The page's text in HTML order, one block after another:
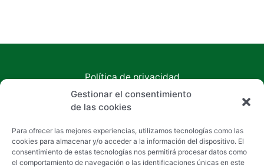
Gestionar el consentimiento
de las cookies
Para ofrecer las mejores experiencias, utilizamos tecnologías como las
cookies para almacenar y/o acceder a la información del dispositivo. El
consentimiento de estas tecnologías nos permitirá procesar datos como
el comportamiento de navegación o las identificaciones únicas en este
Política de privacidad
Aviso Legal
Política de cookies
Copyright © 2026 Inmobiliaria Chan